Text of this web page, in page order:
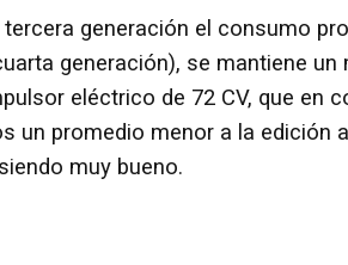
generación el consumo
generación), se mantiene
eléctrico de 72 CV, que en
un promedio menor a la edición
muy bueno.